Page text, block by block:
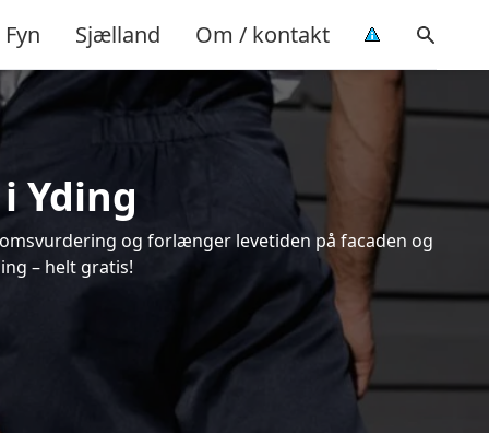
Fyn Sjælland Om / kontakt
Yding
og forlænger levetiden på facaden og
– helt gratis!